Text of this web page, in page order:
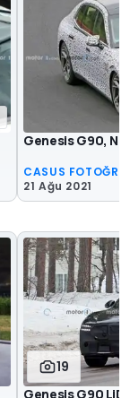
Genesis G90,
CASUS
21 Ağu 2021
19
Genesis G90